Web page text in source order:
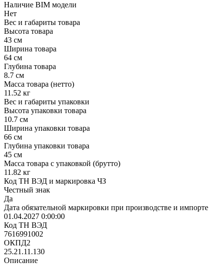
Наличие BIM модели
Нет
Вес и габариты товара
Высота товара
43 см
Ширина товара
64 см
Глубина товара
8.7 см
Масса товара (нетто)
11.52 кг
Вес и габариты упаковки
Высота упаковки товара
10.7 см
Ширина упаковки товара
66 см
Глубина упаковки товара
45 см
Масса товара с упаковкой (брутто)
11.82 кг
Код ТН ВЭД и маркировка ЧЗ
Честный знак
Да
Дата обязательной маркировки при производстве и импорте
01.04.2027 0:00:00
Код ТН ВЭД
7616991002
ОКПД2
25.21.11.130
Описание